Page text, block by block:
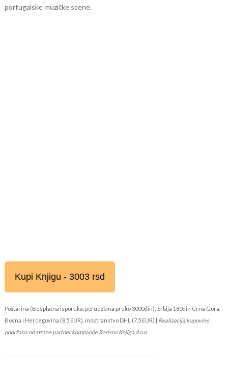
portugalske muzičke scene.
Kupi Knjigu - 3003 rsd
Poštarina (Besplatna isporuka, porudžbina preko 3000din): Srbija 180din Crna Gora,
Bosna i Hercegovina (8,5 EUR), inostranstvo DHL (7,5 EUR) | Realizacija kupovine
podržana od strane partner kompanije Korisna Knjiga d.o.o